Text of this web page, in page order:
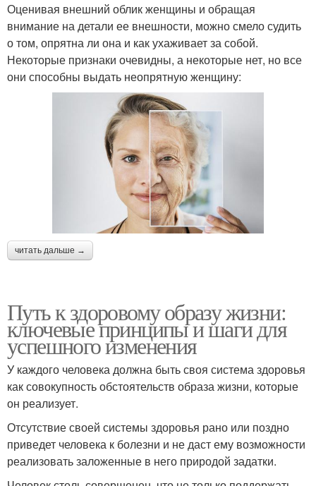
Оценивая внешний облик женщины и обращая
внимание на детали ее внешности, можно смело судить
о том, опрятна ли она и как ухаживает за собой.
Некоторые признаки очевидны, а некоторые нет, но все
они способны выдать неопрятную женщину:
читать дальше →
Путь к здоровому образу жизни:
ключевые принципы и шаги для
успешного изменения
У каждого человека должна быть своя система здоровья
как совокупность обстоятельств образа жизни, которые
он реализует.
Отсутствие своей системы здоровья рано или поздно
приведет человека к болезни и не даст ему возможности
реализовать заложенные в него природой задатки.